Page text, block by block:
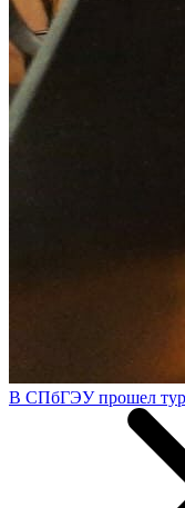
В СПбГЭУ прошел